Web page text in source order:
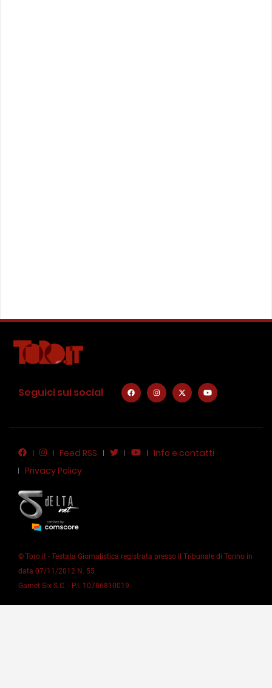
Seguici sui social
Feed RSS
Info e contatti
Privacy Policy
© Toro.it - Testata Giornalistica registrata presso il Tribunale di Torino in
data 07/11/2012 N. 55
Garnet Six S.C. - P.I. 10786810019